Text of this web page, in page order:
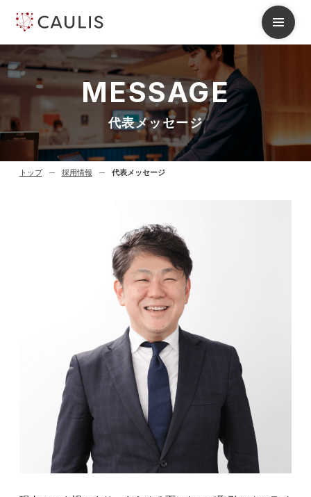
MESSAGE
代表メッセージ
トップ 採用情報 代表メッセージ